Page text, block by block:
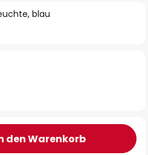
blau
den Warenkorb